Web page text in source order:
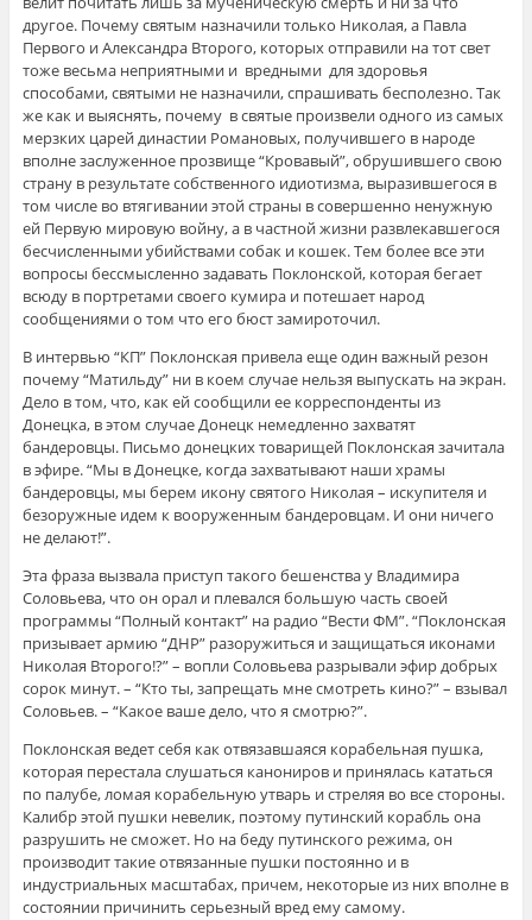
другое. Почему святым назначили только Николая, а Павла
Первого и Александра Второго, которых отправили на тот свет
тоже весьма неприятными и вредными для здоровья
способами, святыми не назначили, спрашивать бесполезно. Так
же как и выяснять, почему в святые произвели одного из самых
мерзких царей династии Романовых, получившего в народе
вполне заслуженное прозвище “Кровавый”, обрушившего свою
страну в результате собственного идиотизма, выразившегося в
том числе во втягивании этой страны в совершенно ненужную
ей Первую мировую войну, а в частной жизни развлекавшегося
бесчисленными убийствами собак и кошек. Тем более все эти
вопросы бессмысленно задавать Поклонской, которая бегает
всюду в портретами своего кумира и потешает народ
сообщениями о том что его бюст замироточил.
В интервью “КП” Поклонская привела еще один важный резон
почему “Матильду” ни в коем случае нельзя выпускать на экран.
Дело в том, что, как ей сообщили ее корреспонденты из
Донецка, в этом случае Донецк немедленно захватят
бандеровцы. Письмо донецких товарищей Поклонская зачитала
в эфире. “Мы в Донецке, когда захватывают наши храмы
бандеровцы, мы берем икону святого Николая – искупителя и
безоружные идем к вооруженным бандеровцам. И они ничего
не делают!”.
Эта фраза вызвала приступ такого бешенства у Владимира
Соловьева, что он орал и плевался большую часть своей
программы “Полный контакт” на радио “Вести ФМ”. “Поклонская
призывает армию “ДНР” разоружиться и защищаться иконами
Николая Второго!?” – вопли Соловьева разрывали эфир добрых
сорок минут. – “Кто ты, запрещать мне смотреть кино?” – взывал
Соловьев. – “Какое ваше дело, что я смотрю?”.
Поклонская ведет себя как отвязавшаяся корабельная пушка,
которая перестала слушаться канониров и принялась кататься
по палубе, ломая корабельную утварь и стреляя во все стороны.
Калибр этой пушки невелик, поэтому путинский корабль она
разрушить не сможет. Но на беду путинского режима, он
производит такие отвязанные пушки постоянно и в
индустриальных масштабах, причем, некоторые из них вполне в
состоянии причинить серьезный вред ему самому.